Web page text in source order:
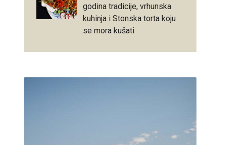
godina tradicije, vrhunska
kuhinja i Stonska torta koju
se mora kušati